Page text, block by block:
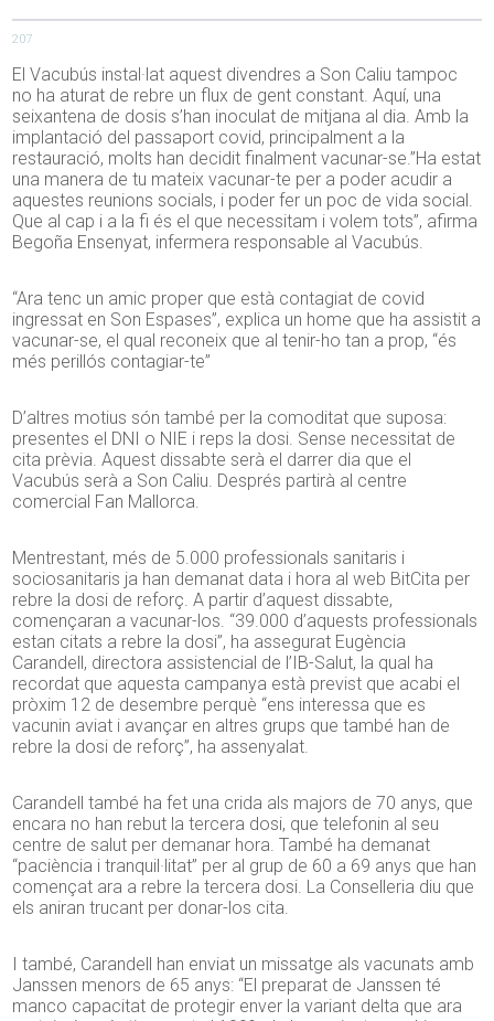
207
El Vacubús instal·lat aquest divendres a Son Caliu tampoc
no ha aturat de rebre un flux de gent constant. Aquí, una
seixantena de dosis s’han inoculat de mitjana al dia. Amb la
implantació del passaport covid, principalment a la
restauració, molts han decidit finalment vacunar-se.”Ha estat
una manera de tu mateix vacunar-te per a poder acudir a
aquestes reunions socials, i poder fer un poc de vida social.
Que al cap i a la fi és el que necessitam i volem tots”, afirma
Begoña Ensenyat, infermera responsable al Vacubús.
“Ara tenc un amic proper que està contagiat de covid
ingressat en Son Espases”, explica un home que ha assistit a
vacunar-se, el qual reconeix que al tenir-ho tan a prop, “és
més perillós contagiar-te”
D’altres motius són també per la comoditat que suposa:
presentes el DNI o NIE i reps la dosi. Sense necessitat de
cita prèvia. Aquest dissabte serà el darrer dia que el
Vacubús serà a Son Caliu. Després partirà al centre
comercial Fan Mallorca.
Mentrestant, més de 5.000 professionals sanitaris i
sociosanitaris ja han demanat data i hora al web BitCita per
rebre la dosi de reforç. A partir d’aquest dissabte,
començaran a vacunar-los. “39.000 d’aquests professionals
estan citats a rebre la dosi”, ha assegurat Eugència
Carandell, directora assistencial de l’IB-Salut, la qual ha
recordat que aquesta campanya està previst que acabi el
pròxim 12 de desembre perquè “ens interessa que es
vacunin aviat i avançar en altres grups que també han de
rebre la dosi de reforç”, ha assenyalat.
Carandell també ha fet una crida als majors de 70 anys, que
encara no han rebut la tercera dosi, que telefonin al seu
centre de salut per demanar hora. També ha demanat
“paciència i tranquil·litat” per al grup de 60 a 69 anys que han
començat ara a rebre la tercera dosi. La Conselleria diu que
els aniran trucant per donar-los cita.
I també, Carandell han enviat un missatge als vacunats amb
Janssen menors de 65 anys: “El preparat de Janssen té
manco capacitat de protegir enver la variant delta que ara